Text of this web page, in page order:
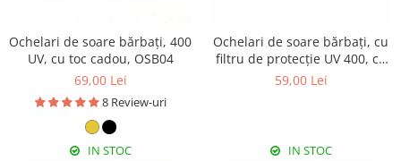
Ochelari de soare bărbați, 400
UV, cu toc cadou, OSB04
69,00 Lei
8 Review-uri
IN STOC
Ochelari de soare bărbați, cu
filtru de protecție UV 400, cu
toc cadou, OSB07
59,00 Lei
IN STOC